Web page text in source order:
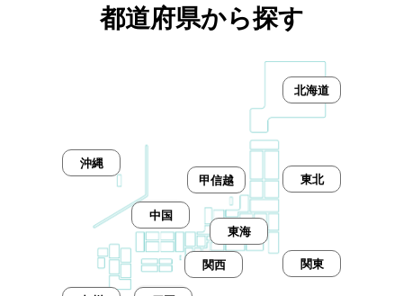
都道府県から探す
北海道
東北
甲信越
東海
関東
関西
中国
沖縄